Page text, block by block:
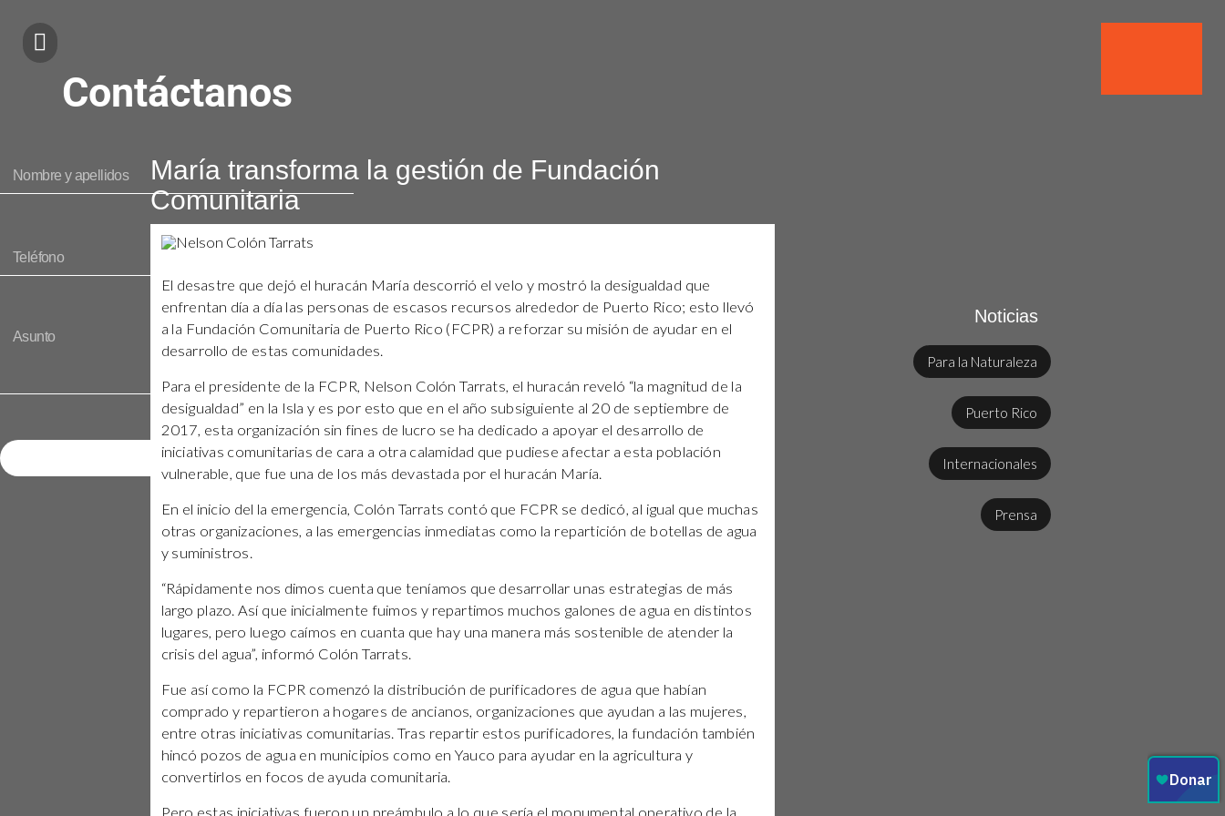
María transforma la gestión de Fundación
Comunitaria
El desastre que dejó el huracán María descorrió el velo y mostró la desigualdad que
enfrentan día a día las personas de escasos recursos alrededor de Puerto Rico; esto llevó
a la Fundación Comunitaria de Puerto Rico (FCPR) a reforzar su misión de ayudar en el
desarrollo de estas comunidades.
Para el presidente de la FCPR, Nelson Colón Tarrats, el huracán reveló “la magnitud de la
desigualdad” en la Isla y es por esto que en el año subsiguiente al 20 de septiembre de
2017, esta organización sin fines de lucro se ha dedicado a apoyar el desarrollo de
iniciativas comunitarias de cara a otra calamidad que pudiese afectar a esta población
vulnerable, que fue una de los más devastada por el huracán María.
En el inicio del la emergencia, Colón Tarrats contó que FCPR se dedicó, al igual que muchas
otras organizaciones, a las emergencias inmediatas como la repartición de botellas de agua
y suministros.
“Rápidamente nos dimos cuenta que teníamos que desarrollar unas estrategias de más
largo plazo. Así que inicialmente fuimos y repartimos muchos galones de agua en distintos
lugares, pero luego caímos en cuanta que hay una manera más sostenible de atender la
crisis del agua”, informó Colón Tarrats.
Fue así como la FCPR comenzó la distribución de purificadores de agua que habían
comprado y repartieron a hogares de ancianos, organizaciones que ayudan a las mujeres,
entre otras iniciativas comunitarias. Tras repartir estos purificadores, la fundación también
hincó pozos de agua en municipios como en Yauco para ayudar en la agricultura y
convertirlos en focos de ayuda comunitaria.
Pero estas iniciativas fueron un preámbulo a lo que sería el monumental operativo de la
Noticias
Para la Naturaleza
Puerto Rico
Internacionales
Prensa
Contáctanos
Enviar